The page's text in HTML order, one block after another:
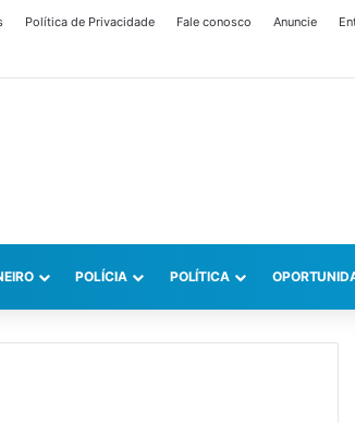
Política de Privacidade Fale conosco Anuncie
POLÍCIA POLÍTICA